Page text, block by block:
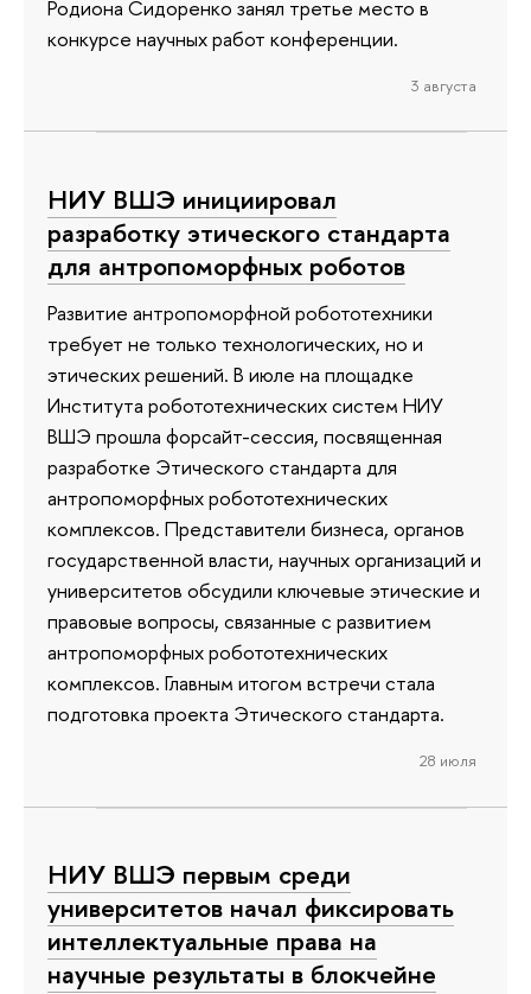
Родиона Сидоренко занял третье место в
конкурсе научных работ конференции.
3 августа
НИУ ВШЭ инициировал
разработку этического стандарта
для антропоморфных роботов
Развитие антропоморфной робототехники
требует не только технологических, но и
этических решений. В июле на площадке
Института робототехнических систем НИУ
ВШЭ прошла форсайт-сессия, посвященная
разработке Этического стандарта для
антропоморфных робототехнических
комплексов. Представители бизнеса, органов
государственной власти, научных организаций и
университетов обсудили ключевые этические и
правовые вопросы, связанные с развитием
антропоморфных робототехнических
комплексов. Главным итогом встречи стала
подготовка проекта Этического стандарта.
28 июля
НИУ ВШЭ первым среди
университетов начал фиксировать
интеллектуальные права на
научные результаты в блокчейне